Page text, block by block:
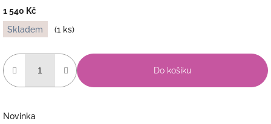
1 540 Kč
Měrná
cena:
Skladem (1 ks)
Do košíku
Novinka